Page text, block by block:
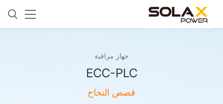
جهاز مراقبة
ECC-PLC
قصص النجاح